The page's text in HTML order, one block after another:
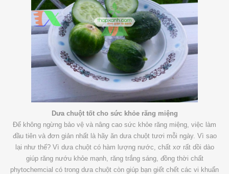
Dưa chuột tốt cho sức khỏe răng miệng
Để không ngừng bảo vệ và nâng cao sức khỏe răng miệng, việc làm
đầu tiên và đơn giản nhất là hãy ăn dưa chuột tươi mỗi ngày. Vì sao
lại như thế? Vì dưa chuột có hàm lượng nước, chất xơ rất dồi dào
giúp răng nướu khỏe mạnh, răng trắng sáng, đồng thời chất
phytochemcial có trong dưa chuột còn giúp bạn giết chết các vi khuẩn